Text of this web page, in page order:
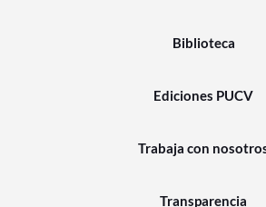
Biblioteca
Ediciones PUCV
Trabaja con
Transparencia